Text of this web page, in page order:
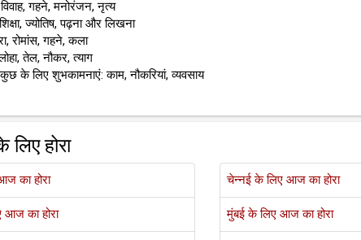
गहने, मनोरंजन, नृत्य
शिक्षा, ज्योतिष, पढ़ना और लिखना
रोमांस, गहने, कला
तेल, नौकर, त्याग
के लिए शुभकामनाएं: काम, नौकरियां, व्यवसाय
होरा
का होरा
का होरा
चेन्नई के लिए आज का होरा
मुंबई के लिए आज का होरा